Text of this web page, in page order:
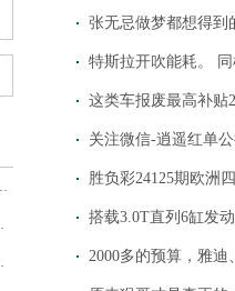
，单口输出最大140W
，打车50元
一台硬派新
这类车报废最高补贴
关注微信-逍遥红单
胜负彩24125期欧洲
搭载3.0T直列6缸发